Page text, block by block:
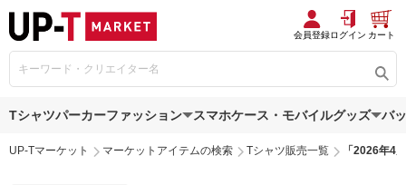
会員登録ログイン カート
Tシャツパーカーファッション スマホケース・モバイルグッズ バ
UP-Tマーケット マーケットアイテムの検索 Tシャツ販売一覧 「2026年4